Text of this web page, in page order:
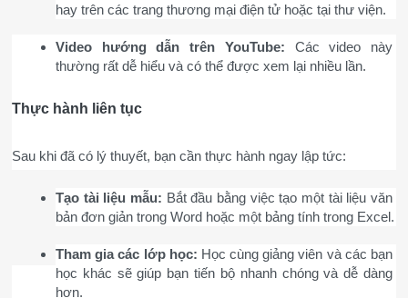
hay trên các trang thương mại điện tử hoặc tại thư viện.
Video hướng dẫn trên YouTube: Các video này
thường rất dễ hiểu và có thể được xem lại nhiều lần.
Thực hành liên tục
Sau khi đã có lý thuyết, bạn cần thực hành ngay lập tức:
Tạo tài liệu mẫu: Bắt đầu bằng việc tạo một tài liệu văn
bản đơn giản trong Word hoặc một bảng tính trong Excel.
Tham gia các lớp học: Học cùng giảng viên và các bạn
học khác sẽ giúp bạn tiến bộ nhanh chóng và dễ dàng
hơn.